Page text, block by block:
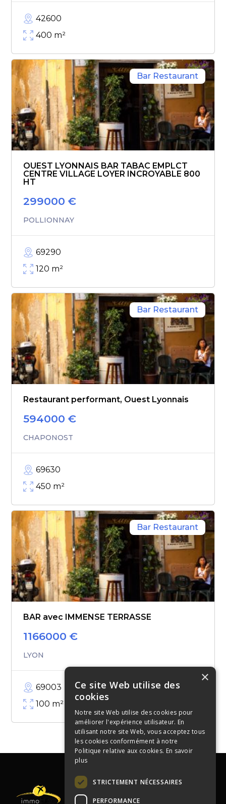
42600
400 m²
Bar Restaurant
OUEST LYONNAIS BAR TABAC EMPLCT
CENTRE VILLAGE LOYER INCROYABLE 800
HT
299000 €
POLLIONNAY
69290
120 m²
Bar Restaurant
Restaurant performant, Ouest Lyonnais
594000 €
CHAPONOST
69630
450 m²
Bar Restaurant
BAR avec IMMENSE TERRASSE
1166000 €
LYON
69003
100 m²
×
Ce site Web utilise des
cookies
Notre site Web utilise des cookies pour
améliorer l'expérience utilisateur. En
utilisant notre site Web, vous acceptez tous
les cookies conformément à notre
Politique relative aux cookies. En savoir
plus
STRICTEMENT NÉCESSAIRES
PERFORMANCE